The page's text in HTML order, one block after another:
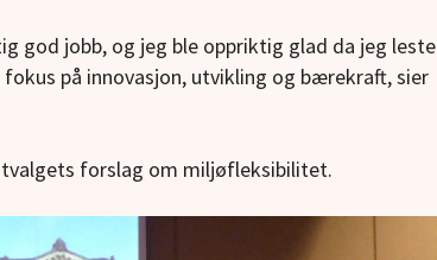
god jobb, og jeg ble oppriktig glad da jeg leste
på innovasjon, utvikling og bærekraft, sier
forslag om miljøfleksibilitet.